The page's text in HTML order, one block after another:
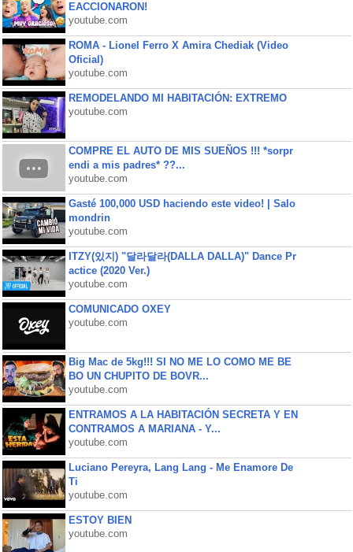
EACCIONARON!
youtube.com
ROMA - Lionel Ferro X Amira Chediak (Video
Oficial)
youtube.com
REMODELANDO MI HABITACIÓN: EXTREMO
youtube.com
COMPRE EL AUTO DE MIS SUEÑOS !!! *sorpr
endi a mis padres* ??...
youtube.com
Gasté 100,000 USD haciendo este video! | Salo
mondrin
youtube.com
ITZY(있지) "달라달라(DALLA DALLA)" Dance Pr
actice (2020 Ver.)
youtube.com
COMUNICADO OXEY
youtube.com
Big Mac de 5kg!!! SI NO ME LO COMO ME BE
BO UN CHUPITO DE BOVR...
youtube.com
ENTRAMOS A LA HABITACIÓN SECRETA Y EN
CONTRAMOS A MARIANA - Y...
youtube.com
Luciano Pereyra, Lang Lang - Me Enamore De
Ti
youtube.com
ESTOY BIEN
youtube.com